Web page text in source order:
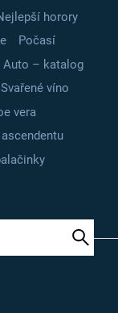
horory
Počasí
Auto – katalog
Svařené víno
vera